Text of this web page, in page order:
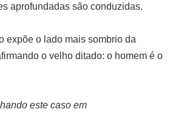
aprofundadas são conduzidas.
expõe o lado mais sombrio da
o velho ditado: o homem é o
este caso em